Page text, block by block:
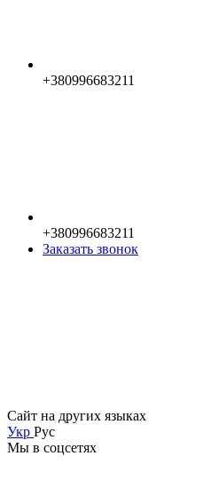
+380996683211
+380996683211
Заказать звонок
Сайт на других языках
Укр Рус
Мы в соцсетях